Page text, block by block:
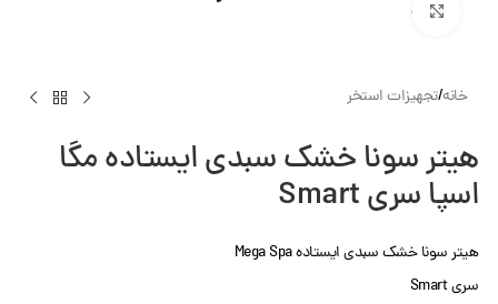
بزرگنمایی تصویر
خانه/تجهیزات استخر
هیتر سونا خشک سبدی ایستاده مگا
اسپا سری Smart
هیتر سونا خشک سبدی ایستاده Mega Spa
سری Smart